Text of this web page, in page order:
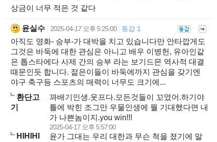
상금이 너무 적은 것 같다
윤실수 2025-04-17 오후 5:25:00 동감 1
아직도 영화- 승부-가 대박을 치고 있습니다만 안타깝게도
그것은 바둑에 대한 관심은 아니고 배우 이병헌, 유아인같
은 톱스타에다 사제 간의 승부 라는 보기드믄 역사적 대결
때문인듯 합니다. 젊은이들이 바둑에까지 관심을 갖기엔
야구 축구등 스포츠의 매력이 너무도 크기에...
환단고
기
꽈배기인생.웃프다.모든것들이 꼬였어.하기야
틀에 박힌 조그만 우물인생에 뭘 기대했다면 내
가 나쁜놈이지.you win!!!
2025-04-17 오후 5:57:00
HIHIHI
윤가 그대는 우리 대한과 무슨 척을 졌기에 말